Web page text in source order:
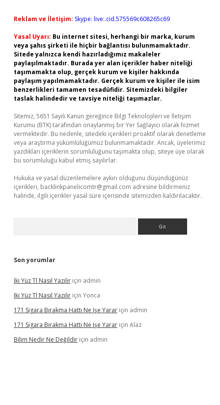
Reklam ve İletişim: Skype: live:.cid.575569c608265c69
Yasal Uyarı: Bu internet sitesi, herhangi bir marka, kurum
veya şahıs şirketi ile hiçbir bağlantısı bulunmamaktadır.
Sitede yalnızca kendi hazırladığımız makaleler
paylaşılmaktadır. Burada yer alan içerikler haber niteliği
taşımamakta olup, gerçek kurum ve kişiler hakkında
paylaşım yapılmamaktadır. Gerçek kurum ve kişiler ile isim
benzerlikleri tamamen tesadüfidir. Sitemizdeki bilgiler
taslak halindedir ve tavsiye niteliği taşımazlar.
Sitemiz, 5651 Sayılı Kanun gereğince Bilgi Teknolojileri ve İletişim
Kurumu (BTK) tarafından onaylanmış bir Yer Sağlayıcı olarak hizmet
vermektedir. Bu nedenle, sitedeki içerikleri proaktif olarak denetleme
veya araştırma yükümlülüğümüz bulunmamaktadır. Ancak, üyelerimiz
yazdıkları içeriklerin sorumluluğunu taşımakta olup, siteye üye olarak
bu sorumluluğu kabul etmiş sayılırlar.
Hukuka ve yasal düzenlemelere aykırı olduğunu düşündüğünüz
içerikleri, backlinkpanelicomtr@gmail.com adresine bildirmeniz
halinde, ilgili içerikler yasal süre içerisinde sitemizden kaldırılacaktır.
Son yorumlar
Iki Yüz Tl Nasıl Yazılır için admin
Iki Yüz Tl Nasıl Yazılır için Yonca
171 Sigara Bırakma Hattı Ne Işe Yarar için admin
171 Sigara Bırakma Hattı Ne Işe Yarar için Alaz
Bilim Nedir Ne Değildir için admin